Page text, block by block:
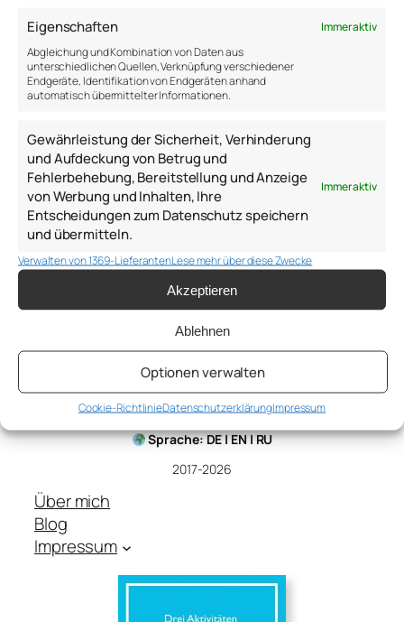
Eigenschaften
Immer aktiv
Abgleichung und Kombination von Daten aus
unterschiedlichen Quellen, Verknüpfung verschiedener
Endgeräte, Identifikation von Endgeräten anhand
automatisch übermittelter Informationen.
Gewährleistung der Sicherheit, Verhinderung
und Aufdeckung von Betrug und
Fehlerbehebung, Bereitstellung und Anzeige
von Werbung und Inhalten, Ihre
Entscheidungen zum Datenschutz speichern
und übermitteln.
Immer aktiv
Verwalten von 1369-LieferantenLese mehr über diese Zwecke
Akzeptieren
Ablehnen
Optionen verwalten
Cookie-RichtlinieDatenschutzerklärungImpressum
man zugreift. Teure Waren werden eher auf
mittlerer Höhe platziert, um es dem Konsumenten
leicht zu machen.
Nudging wird genutzt, um Verhalten zu ändern. Du
für dich entschieden.
14. August 2019
Anton Samsonov
a.samsonov@thepsychologist.de
Sprache: DE | EN | RU
2017-2026
Über mich
Blog
Impressum